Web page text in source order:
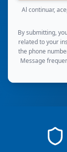
Al continuar,
By submitting,
related to your
the phone
Message